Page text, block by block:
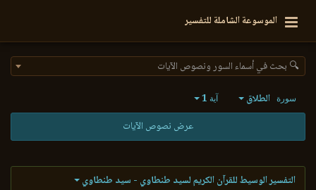
الموسوعة الشاملة للتفسير
🔍 بحث في أسماء السور ونصوص الآيات
سورة الطلاق آية 1
عرض نصوص الآيات
التفسير الوسيط للقرآن الكريم لسيد طنطاوي - سيد طنطاوي